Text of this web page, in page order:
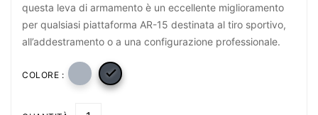
questa leva di armamento è un eccellente miglioramento
per qualsiasi piattaforma AR-15 destinata al tiro sportivo,
all’addestramento o a una configurazione professionale.
COLORE : 